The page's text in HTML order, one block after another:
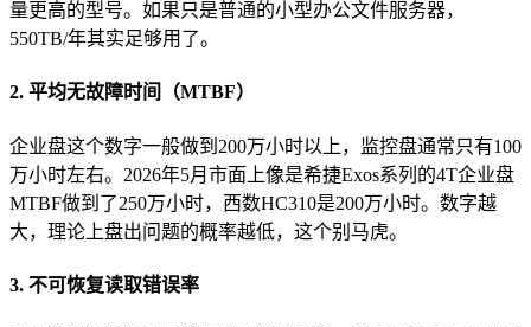
量更高的型号。如果只是普通的小型办公文件服务器，
550TB/年其实足够用了。
2. 平均无故障时间（MTBF）
企业盘这个数字一般做到200万小时以上，监控盘通常只有100
万小时左右。2026年5月市面上像是希捷Exos系列的4T企业盘
MTBF做到了250万小时，西数HC310是200万小时。数字越
大，理论上盘出问题的概率越低，这个别马虎。
3. 不可恢复读取错误率